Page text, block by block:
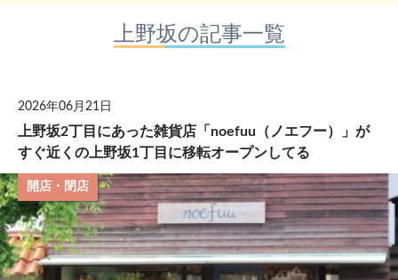
WORK」のご
掲載につきま
上野坂の記事一覧
2026年06月21日
上野坂2丁目にあった雑貨店「noefuu（ノエフー）」が
すぐ近くの上野坂1丁目に移転オープンしてる
開店・閉店